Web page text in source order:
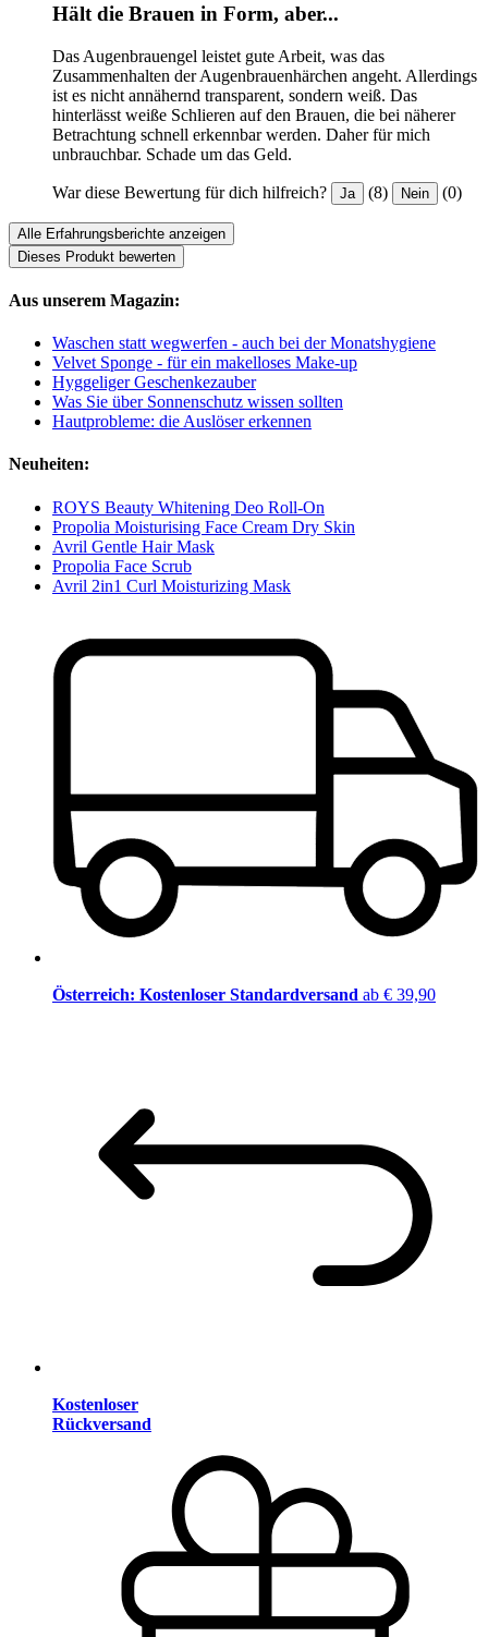
Hält die Brauen in Form, aber...
Das Augenbrauengel leistet gute Arbeit, was das
Zusammenhalten der Augenbrauenhärchen angeht. Allerdings
ist es nicht annähernd transparent, sondern weiß. Das
hinterlässt weiße Schlieren auf den Brauen, die bei näherer
Betrachtung schnell erkennbar werden. Daher für mich
unbrauchbar. Schade um das Geld.
War diese Bewertung für dich hilfreich? Ja (8) Nein (0)
Alle Erfahrungsberichte anzeigen
Dieses Produkt bewerten
Aus unserem Magazin:
Waschen statt wegwerfen - auch bei der Monatshygiene
Velvet Sponge - für ein makelloses Make-up
Hyggeliger Geschenkezauber
Was Sie über Sonnenschutz wissen sollten
Hautprobleme: die Auslöser erkennen
Neuheiten:
ROYS Beauty Whitening Deo Roll-On
Propolia Moisturising Face Cream Dry Skin
Avril Gentle Hair Mask
Propolia Face Scrub
Avril 2in1 Curl Moisturizing Mask
Österreich: Kostenloser Standardversand ab € 39,90
Kostenloser
Rückversand